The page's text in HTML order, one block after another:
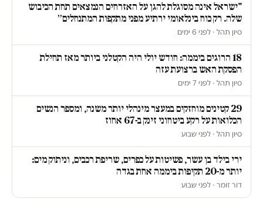
"ישראל אינה מסוגלת להגן על האזרחים הנמצאים תחת הכיבוש
שלה. רק כוח בינלאומי ירתיע מפני מתקפות המתנחלים״
סיון תהל · לפני 6 ימים
18 הרוגים ביממה: חודש יולי היה הקטלני ביותר מאז תחילת
הפסקת האש ברצועת עזה
סיון תהל · לפני 7 ימים
29 קטינים מוחזקים במעצר מינהלי יותר משנה, ומספר הנשים
הכלואות על רקע ביטחוני זינק ב-67 אחוז
סיון תהל · לפני שבוע
ירי בילד בן עשר, פשיטות על כפרים, שריפת רכבים, וניתוק מים:
יותר מ-20 תקיפות ביממה אחת בגדה
דור זומר · לפני שבוע